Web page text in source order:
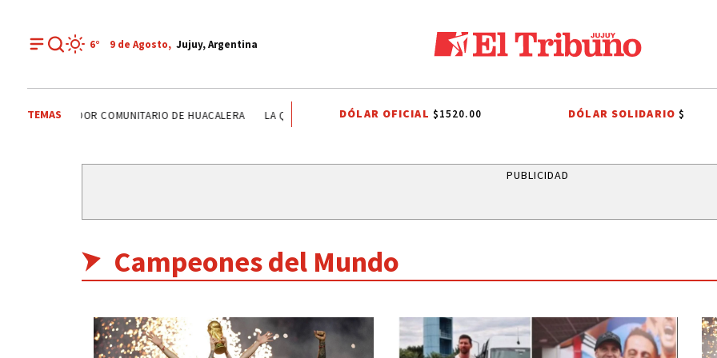
6° 9 de Agosto, Jujuy, Argentina
TEMAS
INTEGRADOR COMUNITARIO DE HUACALERA LA QUIACA HUMAHUACA EL TIEMPO EN JUJUY RUTAS DE JUJUY QUEEN CORTE
DÓLAR OFICIAL $1520.00 DÓLAR SOLIDARIO$
PUBLICIDAD
Campeones del Mundo